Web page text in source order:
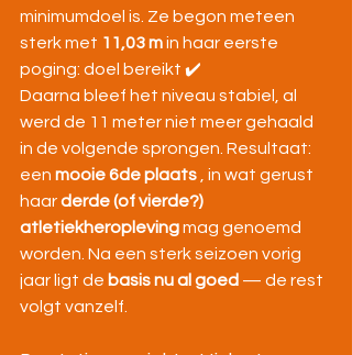
minimumdoel is. Ze begon meteen
sterk met 11,03 m in haar eerste
poging: doel bereikt ✔️
Daarna bleef het niveau stabiel, al
werd de 11 meter niet meer gehaald
in de volgende sprongen. Resultaat:
een mooie 6de plaats , in wat gerust
haar derde (of vierde?)
atletiekheropleving mag genoemd
worden. Na een sterk seizoen vorig
jaar ligt de basis nu al goed — de rest
volgt vanzelf.